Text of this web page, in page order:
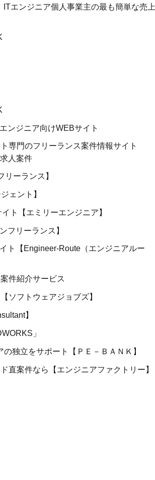
エンジニア個人事業主の最も簡単な売上
ンジニア向けWEBサイト
専門のフリーランス案件情報サイト
人案件
ーランス】
ェント】
ト【エミリーエンジニア】
フリーランス】
ト【Engineer-Route（エンジニアルー
件紹介サービス
ソフトウェアジョブズ】
】
」
独立をサポート【ＰＥ－ＢＡＮＫ】
直案件なら【エンジニアファクトリー】